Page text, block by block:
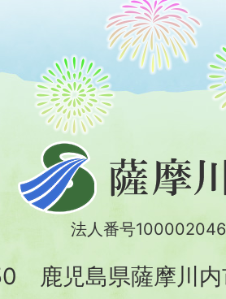
摩
川
法人番号
鹿児島県薩摩川内